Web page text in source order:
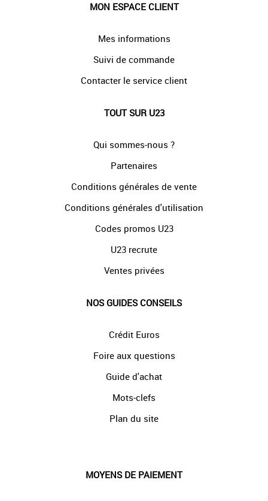
MON ESPACE CLIENT
Mes informations
Suivi de commande
Contacter le service client
TOUT SUR U23
Qui sommes-nous ?
Partenaires
Conditions générales de vente
Conditions générales d'utilisation
Codes promos U23
U23 recrute
Ventes privées
NOS GUIDES CONSEILS
Crédit Euros
Foire aux questions
Guide d'achat
Mots-clefs
Plan du site
MOYENS DE PAIEMENT